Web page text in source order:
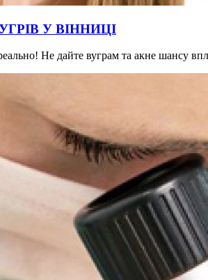
У ВІННИЦІ
Не дайте вуграм та акне шансу